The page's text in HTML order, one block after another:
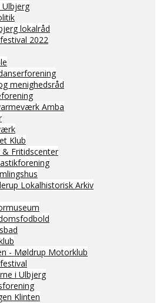
lokalråd
2022
menighedsråd
Amba
Klub
Fritidscenter
Lokalhistorisk Arkiv
- Møldrup Motorklub
i Ulbjerg
Klinten